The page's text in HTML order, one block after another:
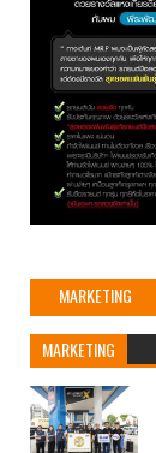
MARKETING
MARKETING